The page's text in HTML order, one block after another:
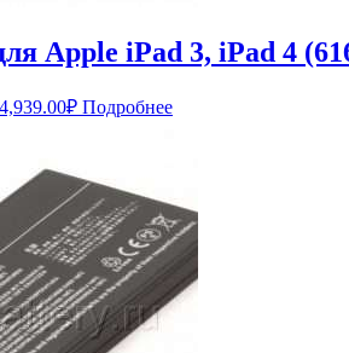
Apple iPad 3, iPad 4
Первоначальная
5,388.00₽.
4,939.00₽Текущая
цена:
Подробнее